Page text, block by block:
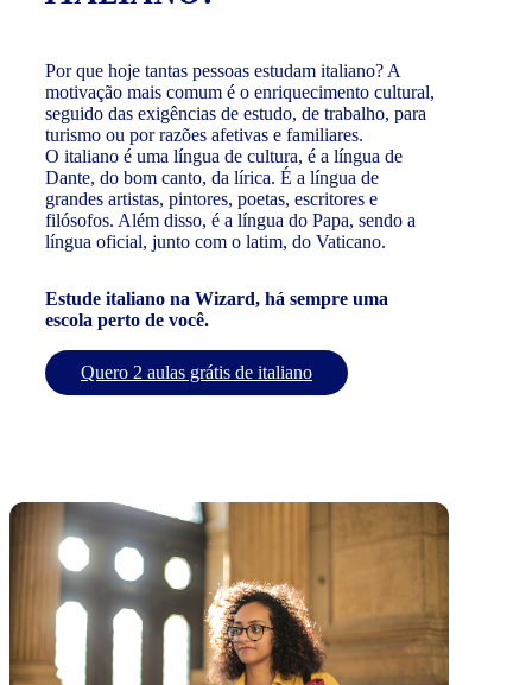
Por que hoje tantas pessoas estudam italiano? A
motivação mais comum é o enriquecimento cultural,
seguido das exigências de estudo, de trabalho, para
turismo ou por razões afetivas e familiares.
O italiano é uma língua de cultura, é a língua de
Dante, do bom canto, da lírica. É a língua de
grandes artistas, pintores, poetas, escritores e
filósofos. Além disso, é a língua do Papa, sendo a
língua oficial, junto com o latim, do Vaticano.
Estude italiano na Wizard, há sempre uma
escola perto de você.
Quero 2 aulas grátis de italiano